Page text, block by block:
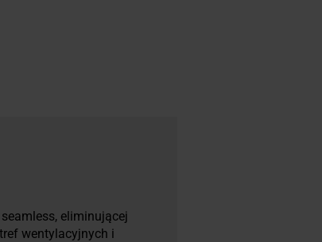
eliminującej
wentylacyjnych i